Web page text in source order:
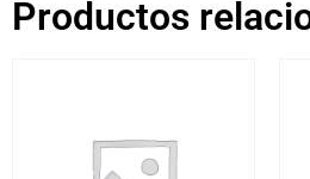
Productos